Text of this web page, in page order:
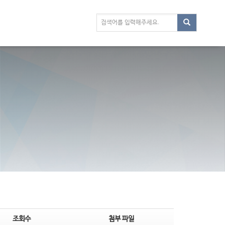
조회수 첨부 파일